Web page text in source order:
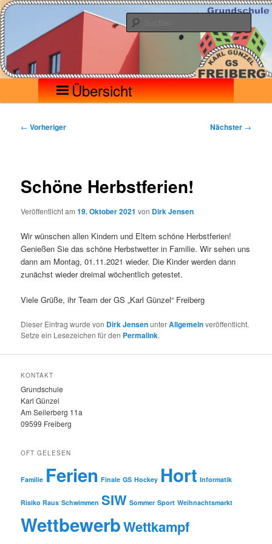
Zum
primären
Inhalt
springen
Grundschule Karl Günzel
Seilerberg – Freiberg
Hauptmenü Übersicht
Beitragsnavigation
← Vorheriger Nächster →
Schöne Herbstferien!
Veröffentlicht am19. Oktober 2021 von Dirk Jensen
Wir wünschen allen Kindern und Eltern schöne Herbstferien!
Genießen Sie das schöne Herbstwetter in Familie. Wir sehen uns
dann am Montag, 01.11.2021 wieder. Die Kinder werden dann
zunächst wieder dreimal wöchentlich getestet.
Viele Grüße, ihr Team der GS „Karl Günzel“ Freiberg
Dieser Eintrag wurde von Dirk JensenunterAllgemeinveröffentlicht.
Setze ein Lesezeichen für den Permalink.
KONTAKT
Grundschule
Karl Günzel
Am Seilerberg 11a
09599 Freiberg
OFT GELESEN
Familie Ferien Finale GS Hockey Hort Informatik
Risiko Raus Schwimmen SIW Sommer Sport Weihnachtsmarkt
WettbewerbWettkampf